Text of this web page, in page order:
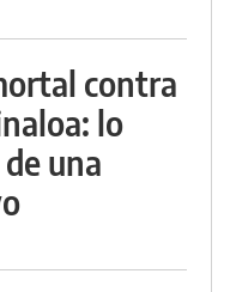
contra
lo
una